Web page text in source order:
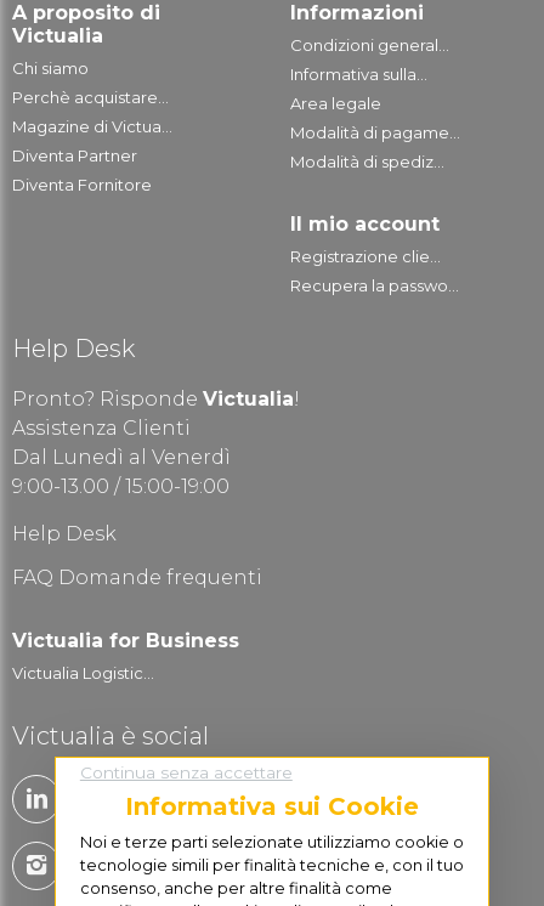
A proposito di
Victualia
Chi siamo
Perchè acquistare...
Magazine di Victua...
Diventa Partner
Diventa Fornitore
Informazioni
Condizioni general...
Informativa sulla...
Area legale
Modalità di pagame...
Modalità di spediz...
Il mio account
Registrazione clie...
Recupera la passwo...
Help Desk
Pronto? Risponde Victualia!
Assistenza Clienti
Dal Lunedì al Venerdì
9:00-13.00 / 15:00-19:00
Help Desk
FAQ Domande frequenti
Victualia for Business
Victualia Logistic...
Victualia è social
Continua senza accettare
Informativa sui Cookie
Noi e terze parti selezionate utilizziamo cookie o
tecnologie simili per finalità tecniche e, con il tuo
consenso, anche per altre finalità come